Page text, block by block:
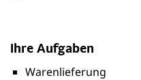
Ihre Aufgaben
Warenlieferung